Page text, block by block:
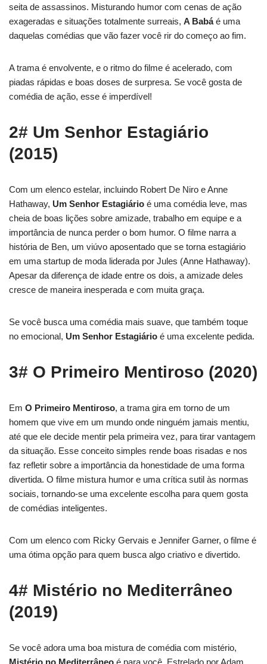
seita de assassinos. Misturando humor com cenas de ação
exageradas e situações totalmente surreais, A Babáé uma
daquelas comédias que vão fazer você rir do começo ao fim.
A trama é envolvente, e o ritmo do filme é acelerado, com
piadas rápidas e boas doses de surpresa. Se você gosta de
comédia de ação, esse é imperdível!
2# Um Senhor Estagiário
(2015)
Com um elenco estelar, incluindo Robert De Niro e Anne
Hathaway, Um Senhor Estagiário é uma comédia leve, mas
cheia de boas lições sobre amizade, trabalho em equipe e a
importância de nunca perder o bom humor. O filme narra a
história de Ben, um viúvo aposentado que se torna estagiário
em uma startup de moda liderada por Jules (Anne Hathaway).
Apesar da diferença de idade entre os dois, a amizade deles
cresce de maneira inesperada e com muita graça.
Se você busca uma comédia mais suave, que também toque
no emocional, Um Senhor Estagiário é uma excelente pedida.
3# O Primeiro Mentiroso (2020)
Em O Primeiro Mentiroso, a trama gira em torno de um
homem que vive em um mundo onde ninguém jamais mentiu,
até que ele decide mentir pela primeira vez, para tirar vantagem
da situação. Esse conceito simples rende boas risadas e nos
faz refletir sobre a importância da honestidade de uma forma
divertida. O filme mistura humor e uma crítica sutil às normas
sociais, tornando-se uma excelente escolha para quem gosta
de comédias inteligentes.
Com um elenco com Ricky Gervais e Jennifer Garner, o filme é
uma ótima opção para quem busca algo criativo e divertido.
4# Mistério no Mediterrâneo
(2019)
Se você adora uma boa mistura de comédia com mistério,
Mistério no Mediterrâneo é para você. Estrelado por Adam